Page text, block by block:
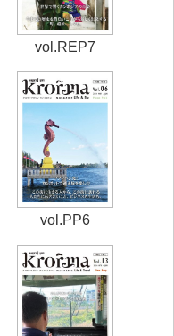
vol.REP7
vol.PP6